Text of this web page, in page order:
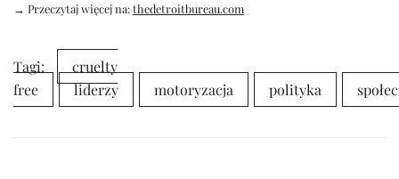
→ Przeczytaj więcej na:thedetroitbureau.com
Tagi:
cruelty
free
liderzy motoryzacja polityka